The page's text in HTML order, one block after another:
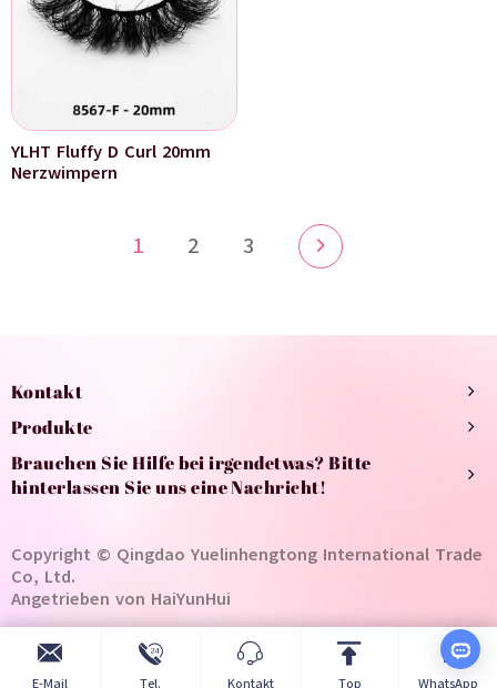
YLHT Fluffy D Curl 20mm
Nerzwimpern
1 2 3
Kontakt
Produkte
Brauchen Sie Hilfe bei irgendetwas? Bitte
hinterlassen Sie uns eine Nachricht!
Copyright © Qingdao Yuelinhengtong International Trade
Co, Ltd.
Angetrieben von HaiYunHui
E-Mail Tel. Kontakt Top WhatsApp